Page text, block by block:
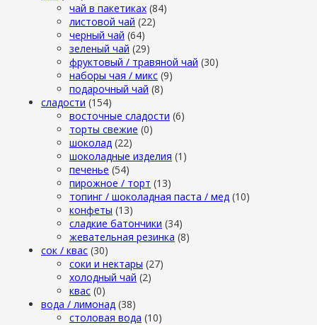
чай в пакетиках (84)
листовой чай (22)
черный чай (64)
зеленый чай (29)
фруктовый / травяной чай (30)
наборы чая / микс (9)
подарочный чай (8)
сладости (154)
восточные сладости (6)
торты свежие (0)
шоколад (22)
шоколадные изделия (1)
печенье (54)
пирожное / торт (13)
топинг / шоколадная паста / мед (10)
конфеты (13)
сладкие батончики (34)
жевательная резинка (8)
сок / квас (30)
соки и нектары (27)
холодный чай (2)
квас (0)
вода / лимонад (38)
столовая вода (10)